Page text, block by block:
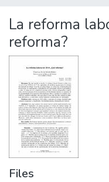
Communities
&
Collections
All of DSpace
Statistics
Policies
La reforma
reforma?
Files